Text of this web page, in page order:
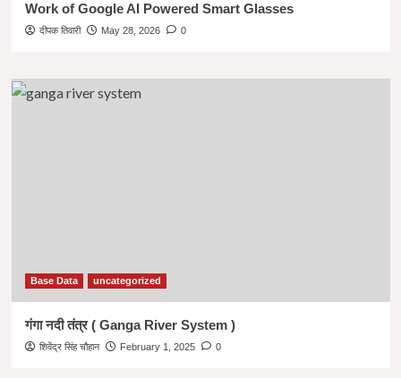
Work of Google AI Powered Smart Glasses
दीपक तिवारी May 28, 2026 0
Base Data uncategorized
गंगा नदी तंत्र ( Ganga River System )
शिवेंद्र सिंह चौहान February 1, 2025 0